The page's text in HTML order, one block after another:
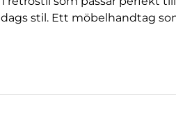
stil. Ett möbelhandtag